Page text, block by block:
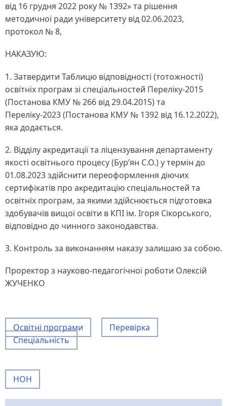
від 16 грудня 2022 року № 1392» та рішення
методичної ради університету від 02.06.2023,
протокол № 8,
НАКАЗУЮ:
1. Затвердити Таблицю відповідності (тотожності)
освітніх програм зі спеціальностей Переліку-2015
(Постанова КМУ № 266 від 29.04.2015) та
Переліку-2023 (Постанова КМУ № 1392 від 16.12.2022),
яка додається.
2. Відділу акредитації та ліцензування департаменту
якості освітнього процесу (Бур’ян С.О.) у термін до
01.08.2023 здійснити переоформлення діючих
сертифікатів про акредитацію спеціальностей та
освітніх програм, за якими здійснюється підготовка
здобувачів вищої освіти в КПІ ім. Ігоря Сікорського,
відповідно до чинного законодавства.
3. Контроль за виконанням наказу залишаю за собою.
Проректор з науково-педагогічної роботи Олексій
ЖУЧЕНКО
Освітні програми
Перевірка
Спеціальність
НОН